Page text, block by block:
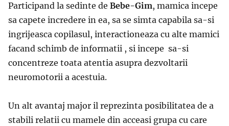
Participand la sedinte de Bebe-Gim, mamica incepe
sa capete incredere in ea, sa se simta capabila sa-si
ingrijeasca copilasul, interactioneaza cu alte mamici
facand schimb de informatii , si incepe sa-si
concentreze toata atentia asupra dezvoltarii
neuromotorii a acestuia.
Un alt avantaj major il reprezinta posibilitatea de a
stabili relatii cu mamele din acceasi grupa cu care